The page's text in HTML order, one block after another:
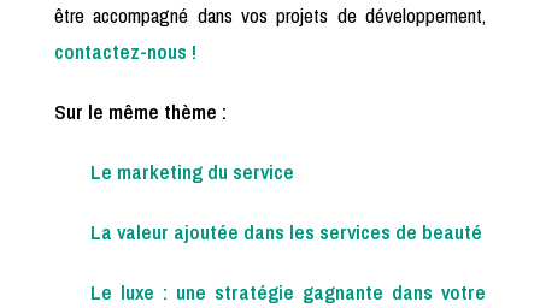
être accompagné dans vos projets de développement,
contactez-nous !
Sur le même thème :
Le marketing du service
La valeur ajoutée dans les services de beauté
Le luxe : une stratégie gagnante dans votre